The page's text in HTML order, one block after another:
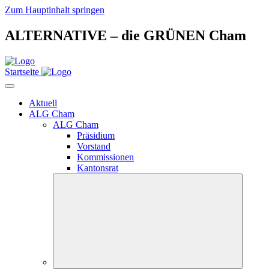
Zum Hauptinhalt springen
ALTERNATIVE – die GRÜNEN Cham
Startseite
Aktuell
ALG Cham
ALG Cham
Präsidium
Vorstand
Kommissionen
Kantonsrat